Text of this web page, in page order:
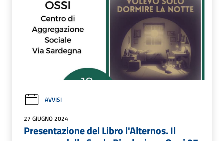
AVVISI
27 GIUGNO 2024
Presentazione del Libro l'Alternos. Il